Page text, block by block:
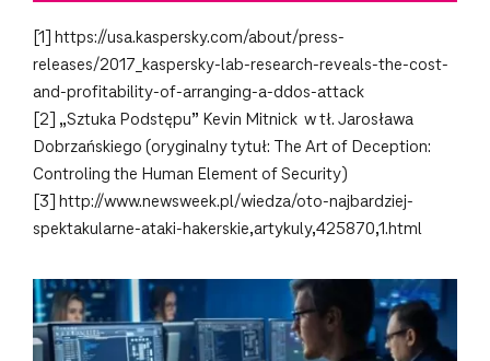
[1] https://usa.kaspersky.com/about/press-
releases/2017_kaspersky-lab-research-reveals-the-cost-
and-profitability-of-arranging-a-ddos-attack
[2] „Sztuka Podstępu” Kevin Mitnick w tł. Jarosława
Dobrzańskiego (oryginalny tytuł: The Art of Deception:
Controling the Human Element of Security)
[3] http://www.newsweek.pl/wiedza/oto-najbardziej-
spektakularne-ataki-hakerskie,artykuly,425870,1.html